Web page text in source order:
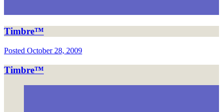
Timbre™
Posted October 28, 2009
Timbre™